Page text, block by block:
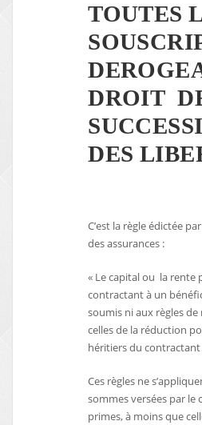
TOUTES
DROIT
DES
C’est la règle édictée
des assurances :
« Le capital ou la rente
contractant à un
soumis ni aux règles
celles de la réduction
héritiers du contractant
Ces règles ne
sommes versées par
primes, à moins que